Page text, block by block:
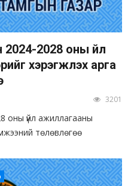
2028 оны үйл
хэрэгжүүлэх арга
3201
оны үйл ажиллагааны
төлөвлөгөө